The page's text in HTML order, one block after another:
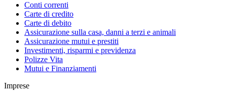
Conti correnti
Carte di credito
Carte di debito
Assicurazione sulla casa, danni a terzi e animali
Assicurazione mutui e prestiti
Investimenti, risparmi e previdenza
Polizze Vita
Mutui e Finanziamenti
Imprese